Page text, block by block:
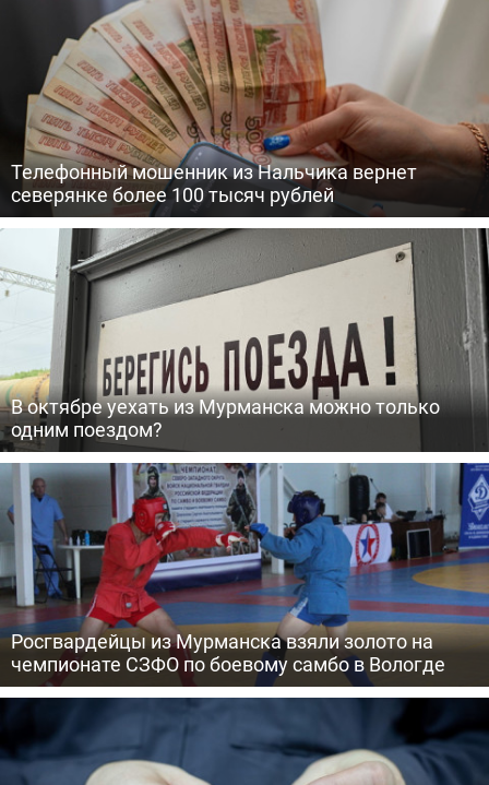
Телефонный мошенник из Нальчика вернет
северянке более 100 тысяч рублей
В октябре уехать из Мурманска можно только
одним поездом?
Росгвардейцы из Мурманска взяли золото на
чемпионате СЗФО по боевому самбо в Вологде